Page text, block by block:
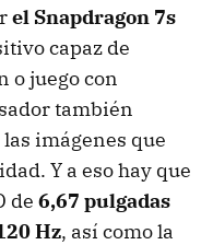
el Snapdragon 7s
capaz de
o juego con
también
imágenes que
Y a eso hay que
de 6,67 pulgadas
Hz, así como la